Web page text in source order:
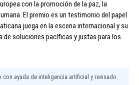
con la promoción de la paz, la
El premio es un testimonio del papel
juega en la escena internacional y su
de soluciones pacíficas y justas para los
con ayuda de inteligencia artificial y revisado